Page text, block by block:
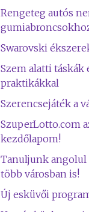
Rengeteg autós
Swarovski
Szem alatti
praktikákkal
Szerencsejáték a
SzuperLotto.com
kezdőlapom!
Tanuljunk angolul
több városban is!
Új esküvői